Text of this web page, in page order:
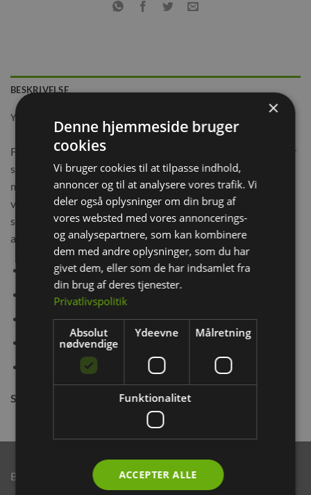
BESKRIVELSE
YDERLIGERE INFORMATION
Flamingo Sniffing Carpet JOYA er alletiders aktivering. Du er
sikkert allerede bekendt med de traditionelle snusemåtter
med de mange tråde, men Flamingo Sniffing Carpet JOYA er
virkelig anderledes! Dette snusetæppe indeholder en
snusemåtte i midten og 4 snuse forme i hver hjørne så det er
anderledes for din gnaver eller kanin.
Materiale: tekstil
Kan vaskes ved 30°C
Skridsikker bund
Med forskellige rum
Forhindrer nedslukning af mad
Størrelse: 40x40x5.5cm
Brand
×
Denne hjemmeside bruger
cookies
Vi bruger cookies til at tilpasse indhold,
annoncer og til at analysere vores trafik. Vi
deler også oplysninger om din brug af
vores websted med vores annoncerings-
og analysepartnere, som kan kombinere
dem med andre oplysninger, som du har
givet dem, eller som de har indsamlet fra
din brug af deres tjenester.
Privatlivspolitik
Absolut
nødvendige
Ydeevne Målretning
Funktionalitet
ACCEPTER ALLE